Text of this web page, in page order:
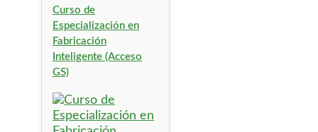
Curso de
Especialización en
Fabricación
Inteligente (Acceso
GS)